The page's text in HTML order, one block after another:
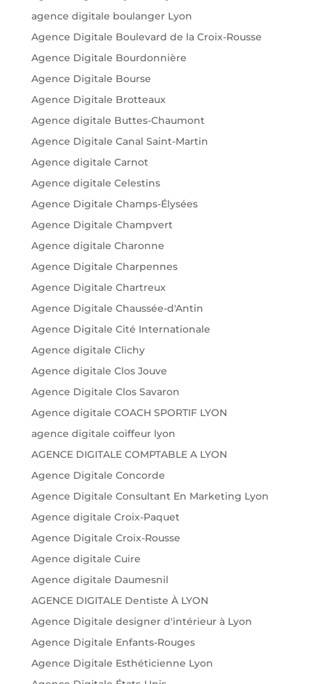
agence digitale boulanger Lyon
Agence Digitale Boulevard de la Croix-Rousse
Agence Digitale Bourdonnière
Agence Digitale Bourse
Agence Digitale Brotteaux
Agence digitale Buttes-Chaumont
Agence Digitale Canal Saint-Martin
Agence digitale Carnot
Agence digitale Celestins
Agence Digitale Champs-Élysées
Agence Digitale Champvert
Agence digitale Charonne
Agence Digitale Charpennes
Agence Digitale Chartreux
Agence Digitale Chaussée-d'Antin
Agence Digitale Cité Internationale
Agence digitale Clichy
Agence digitale Clos Jouve
Agence Digitale Clos Savaron
Agence digitale COACH SPORTIF LYON
agence digitale coiffeur lyon
AGENCE DIGITALE COMPTABLE A LYON
Agence Digitale Concorde
Agence Digitale Consultant En Marketing Lyon
Agence digitale Croix-Paquet
Agence Digitale Croix-Rousse
Agence digitale Cuire
Agence digitale Daumesnil
AGENCE DIGITALE Dentiste À LYON
Agence Digitale designer d'intérieur à Lyon
Agence Digitale Enfants-Rouges
Agence Digitale Esthéticienne Lyon